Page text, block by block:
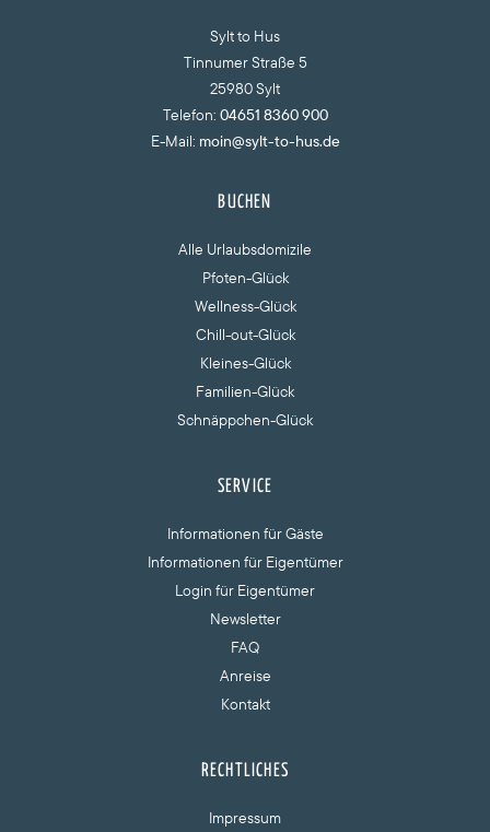
Sylt to Hus
Tinnumer Straße 5
25980 Sylt
Telefon: 04651 8360 900
E-Mail: moin@sylt-to-hus.de
BUCHEN
Alle Urlaubsdomizile
Pfoten-Glück
Wellness-Glück
Chill-out-Glück
Kleines-Glück
Familien-Glück
Schnäppchen-Glück
SERVICE
Informationen für Gäste
Informationen für Eigentümer
Login für Eigentümer
Newsletter
FAQ
Anreise
Kontakt
RECHTLICHES
Impressum